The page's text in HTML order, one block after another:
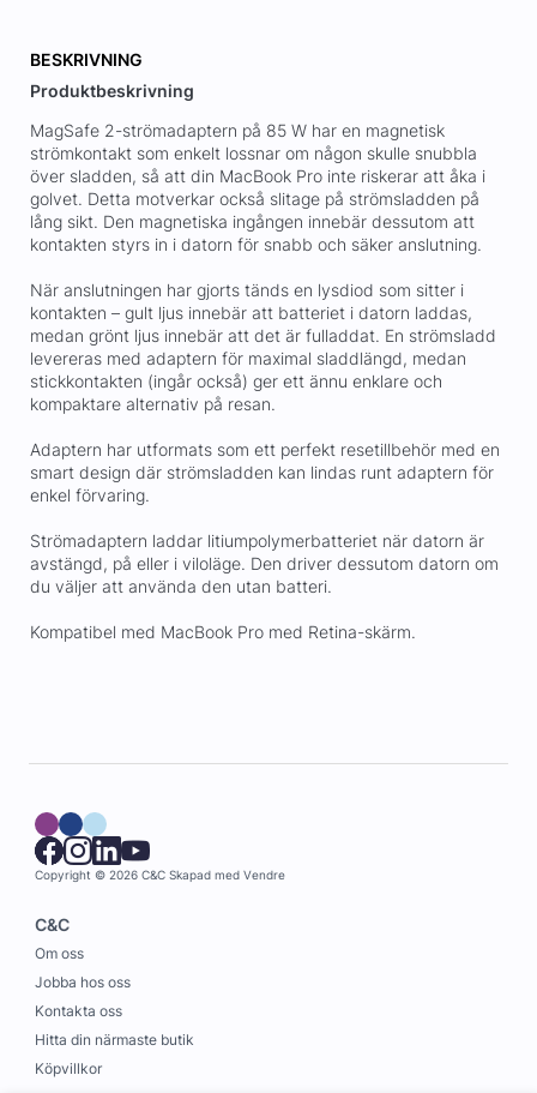
BESKRIVNING
Produktbeskrivning
MagSafe 2-strömadaptern på 85 W har en magnetisk
strömkontakt som enkelt lossnar om någon skulle snubbla
över sladden, så att din MacBook Pro inte riskerar att åka i
golvet. Detta motverkar också slitage på strömsladden på
lång sikt. Den magnetiska ingången innebär dessutom att
kontakten styrs in i datorn för snabb och säker anslutning.
När anslutningen har gjorts tänds en lysdiod som sitter i
kontakten – gult ljus innebär att batteriet i datorn laddas,
medan grönt ljus innebär att det är fulladdat. En strömsladd
levereras med adaptern för maximal sladdlängd, medan
stickkontakten (ingår också) ger ett ännu enklare och
kompaktare alternativ på resan.
Adaptern har utformats som ett perfekt resetillbehör med en
smart design där strömsladden kan lindas runt adaptern för
enkel förvaring.
Strömadaptern laddar litiumpolymerbatteriet när datorn är
avstängd, på eller i viloläge. Den driver dessutom datorn om
du väljer att använda den utan batteri.
Kompatibel med MacBook Pro med Retina-skärm.
Copyright © 2026 C&C Skapad med Vendre
C&C
Om oss
Jobba hos oss
Kontakta oss
Hitta din närmaste butik
Köpvillkor